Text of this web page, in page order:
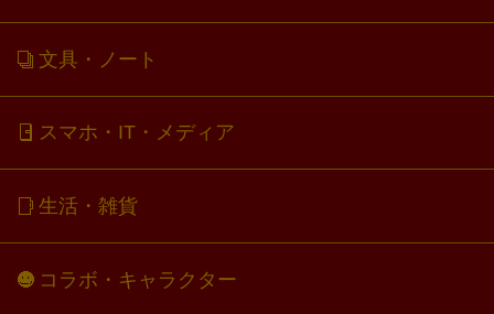
文具・ノート
スマホ・IT・メディア
生活・雑貨
コラボ・キャラクター